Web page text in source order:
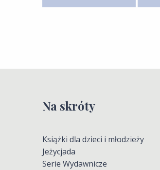
Na skróty
Książki dla dzieci i młodzieży
Jeżycjada
Serie Wydawnicze